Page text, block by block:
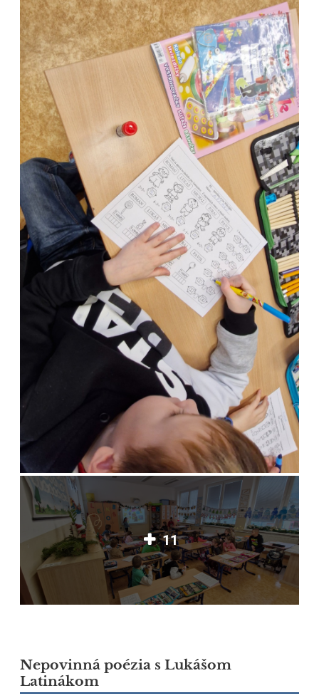
11
Nepovinná poézia s Lukášom
Latinákom